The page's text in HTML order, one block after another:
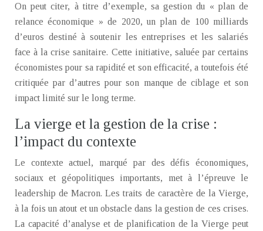
On peut citer, à titre d’exemple, sa gestion du « plan de
relance économique » de 2020, un plan de 100 milliards
d’euros destiné à soutenir les entreprises et les salariés
face à la crise sanitaire. Cette initiative, saluée par certains
économistes pour sa rapidité et son efficacité, a toutefois été
critiquée par d’autres pour son manque de ciblage et son
impact limité sur le long terme.
La vierge et la gestion de la crise :
l’impact du contexte
Le contexte actuel, marqué par des défis économiques,
sociaux et géopolitiques importants, met à l’épreuve le
leadership de Macron. Les traits de caractère de la Vierge,
à la fois un atout et un obstacle dans la gestion de ces crises.
La capacité d’analyse et de planification de la Vierge peut